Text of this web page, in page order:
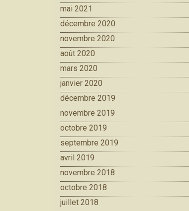
mai 2021
décembre 2020
novembre 2020
août 2020
mars 2020
janvier 2020
décembre 2019
novembre 2019
octobre 2019
septembre 2019
avril 2019
novembre 2018
octobre 2018
juillet 2018